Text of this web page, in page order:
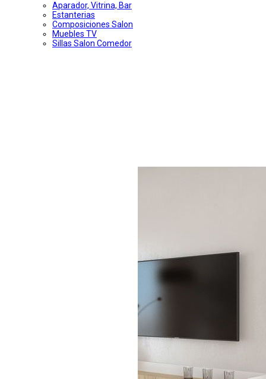
Aparador, Vitrina, Bar
Estanterias
Composiciones Salon
Muebles TV
Sillas Salon Comedor